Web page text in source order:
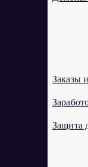
Заказы
Защита